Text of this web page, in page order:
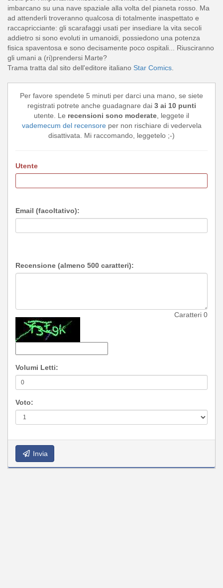
imbarcano su una nave spaziale alla volta del pianeta rosso. Ma
ad attenderli troveranno qualcosa di totalmente inaspettato e
raccapricciante: gli scarafaggi usati per insediare la vita secoli
addietro si sono evoluti in umanoidi, possiedono una potenza
fisica spaventosa e sono decisamente poco ospitali... Riusciranno
gli umani a (ri)prendersi Marte?
Trama tratta dal sito dell'editore italiano Star Comics.
Per favore spendete 5 minuti per darci una mano, se siete
registrati potrete anche guadagnare dai 3 ai 10 punti
utente. Le recensioni sono moderate, leggete il
vademecum del recensoreper non rischiare di vedervela
disattivata. Mi raccomando, leggetelo ;-)
Utente
Email (facoltativo):
Recensione (almeno 500 caratteri):
Caratteri 0
Volumi Letti:
Voto:
Invia